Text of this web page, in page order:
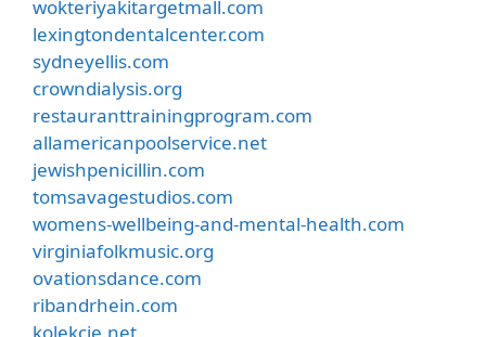
wokteriyakitargetmall.com
lexingtondentalcenter.com
sydneyellis.com
crowndialysis.org
restauranttrainingprogram.com
allamericanpoolservice.net
jewishpenicillin.com
tomsavagestudios.com
womens-wellbeing-and-mental-health.com
virginiafolkmusic.org
ovationsdance.com
ribandrhein.com